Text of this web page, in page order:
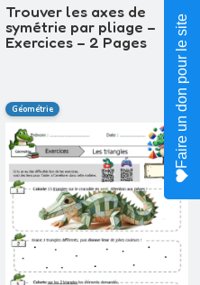
Trouver les axes de
symétrie par pliage –
Exercices – 2 Pages
Géométrie Faire un don pour le site